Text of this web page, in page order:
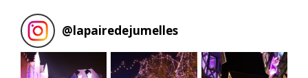
@lapairedejumelles